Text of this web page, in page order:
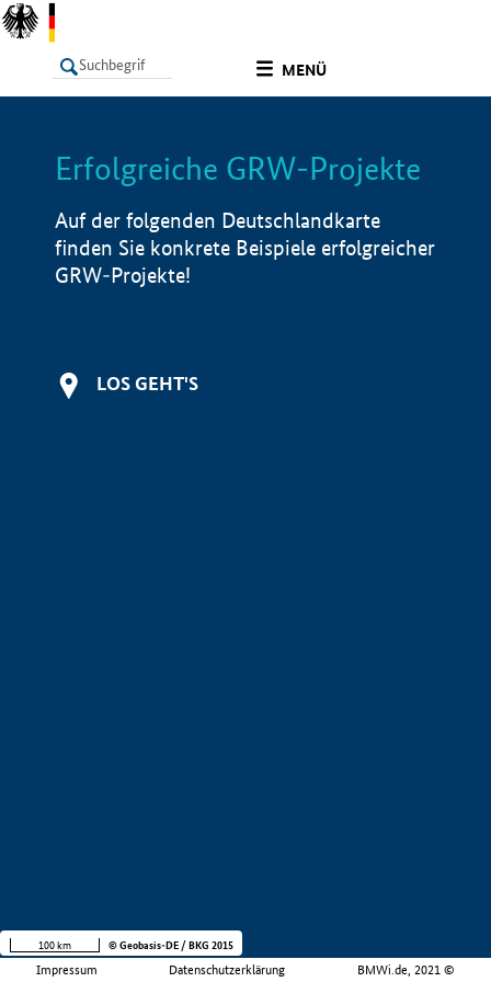
MENÜ
LISTE Info
Erfolgreiche GRW-Projekte
Auf der folgenden Deutschlandkarte
finden Sie konkrete Beispiele erfolgreicher
GRW-Projekte!
LOS GEHT'S
Impressum Datenschutzerklärung BMWi.de, 2021 ©
100 km © Geobasis-DE / BKG 2015